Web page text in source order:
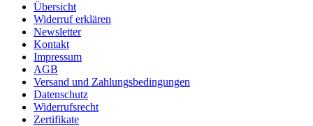
Übersicht
Widerruf erklären
Newsletter
Kontakt
Impressum
AGB
Versand und Zahlungsbedingungen
Datenschutz
Widerrufsrecht
Zertifikate